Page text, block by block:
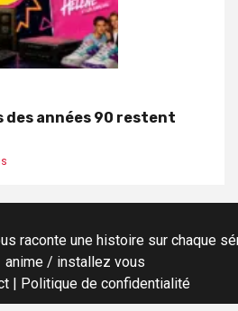
des années 90 restent
raconte une histoire sur chaque
anime / installez vous
| Politique de confidentialité